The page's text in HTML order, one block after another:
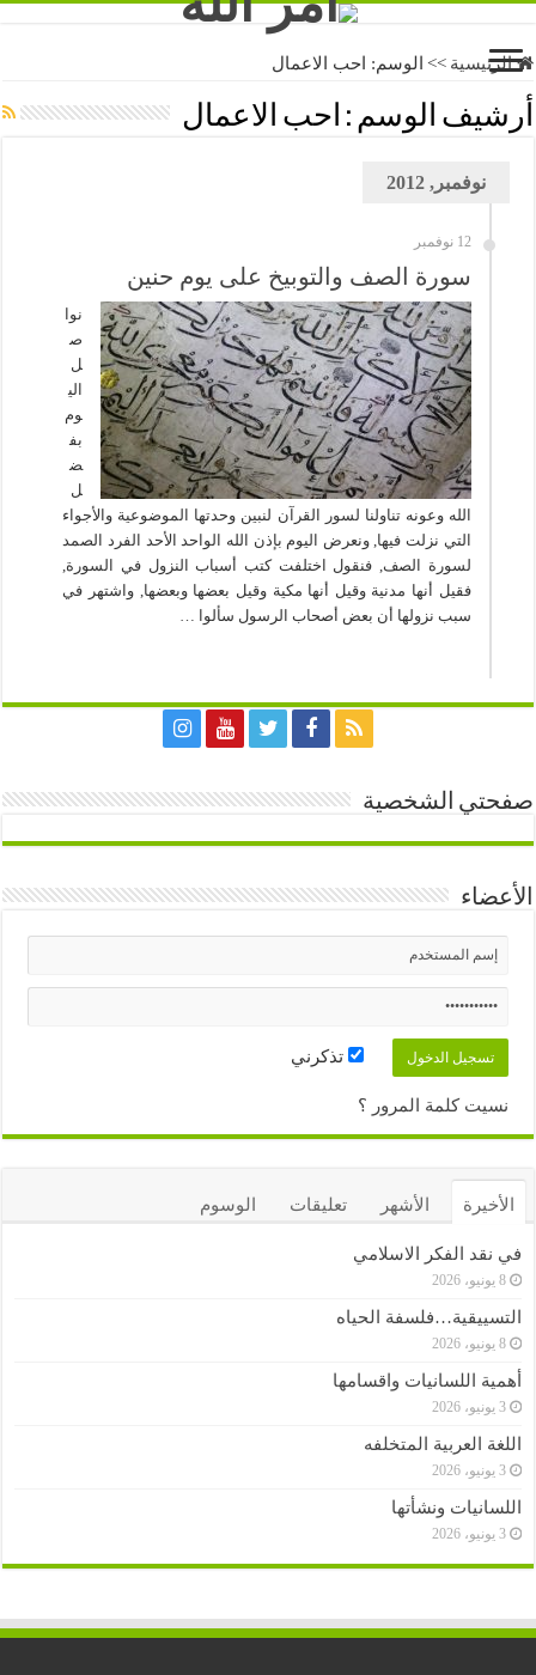
الرئيسية >> الوسم: احب الاعمال
أرشيف الوسم : احب الاعمال
نوفمبر, 2012
12 نوفمبر
سورة الصف والتوبيخ على يوم حنين
نوا
ص
ل
الي
وم
بف
ض
ل
الله وعونه تناولنا لسور القرآن لنبين وحدتها الموضوعية والأجواء
التي نزلت فيها, ونعرض اليوم بإذن الله الواحد الأحد الفرد الصمد
لسورة الصف, فنقول اختلفت كتب أسباب النزول في السورة,
فقيل أنها مدنية وقيل أنها مكية وقيل بعضها وبعضها, واشتهر في
سبب نزولها أن بعض أصحاب الرسول سألوا …
صفحتي الشخصية
الأعضاء
تذكرني
نسيت كلمة المرور ؟
الأخيرة الأشهر تعليقات الوسوم
في نقد الفكر الاسلامي
8 يونيو، 2026
التسييقية…فلسفة الحياه
8 يونيو، 2026
أهمية اللسانيات واقسامها
3 يونيو، 2026
اللغة العربية المتخلفه
3 يونيو، 2026
اللسانيات ونشأتها
3 يونيو، 2026